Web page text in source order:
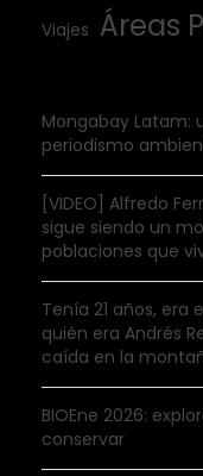
Viajes Áreas
Mongabay Latam:
periodismo
[VIDEO] Alfredo
sigue siendo un
poblaciones que
Tenía 21 años,
quién era Andrés
caída en la
BIOEne 2026:
conservar